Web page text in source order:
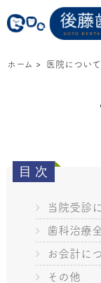
ホーム > 医院について
当院受診
歯科治療
お会計に
その他